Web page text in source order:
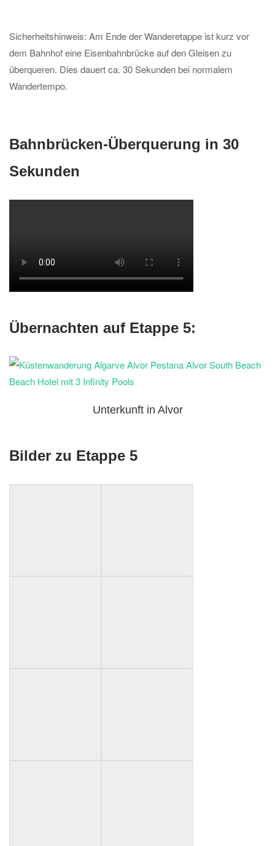
Sicherheitshinweis: Am Ende der Wanderetappe ist kurz vor
dem Bahnhof eine Eisenbahnbrücke auf den Gleisen zu
überqueren. Dies dauert ca. 30 Sekunden bei normalem
Wandertempo.
Bahnbrücken-Überquerung in 30
Sekunden
Übernachten auf Etappe 5:
Unterkunft in Alvor
Bilder zu Etappe 5